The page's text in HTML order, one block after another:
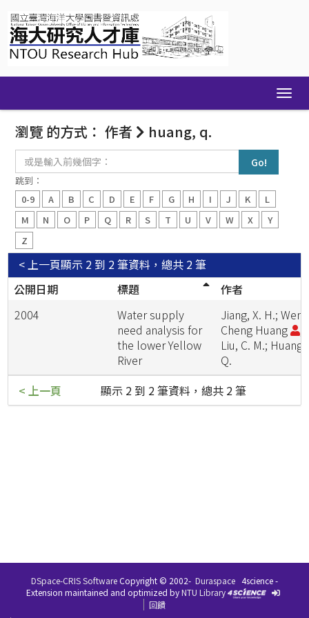
navigation
瀏覽 的方式： 作者 huang, q.
入
前
幾
個
跳到：
0-9
A B C D E F G H I J K
L
M
N O P Q R S T U V W X
Y
Z
顯示 2 到 2 筆資料，總共 2 筆
< 上一頁
公開日期
標題
作者
2004
Water supply
need analysis for
the lower Yellow
River
Jiang, X. H.; Wen-
Cheng Huang
Liu, C. M.; Huang,
Q.
顯示 2 到 2 筆資料，總共 2 筆
< 上一頁
DSpace-CRIS SoftwareCopyright © 2002- Duraspace 4science -
Extension maintained and optimized byNTU Library
回饋